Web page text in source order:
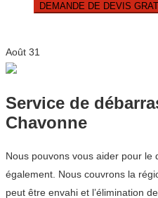
DEMANDE DE DEVIS
Août 31
Service de
Chavonne
Nous pouvons vous aider pour le
également. Nous couvrons la
peut être envahi et l’élimination